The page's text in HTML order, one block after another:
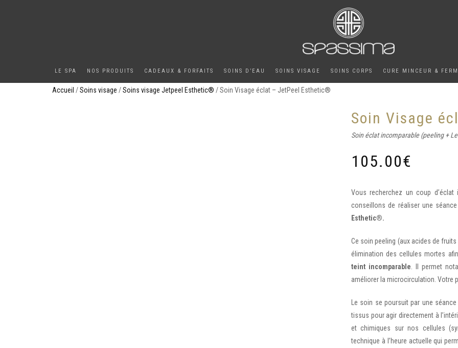
LE SPA NOS PRODUITS CADEAUX & FORFAITS SOINS D’EAU SOINS VISAGE SOINS CORPS CURE MINCEUR &
Accueil /Soins visage /Soins visage Jetpeel Esthetic® / Soin Visage éclat – JetPeel Esthetic®
Soin Visage
Soin éclat incomparable (peeling +
105.00€
Vous recherchez un coup
conseillons de réaliser une
Esthetic®.
Ce soin peeling (aux acides de
élimination des cellules mortes afin
teint incomparable. Il permet
améliorer la microcirculation. Votre
Le soin se poursuit par une
tissus pour agir directement à
et chimiques sur nos cellules
technique à l’heure actuelle qui